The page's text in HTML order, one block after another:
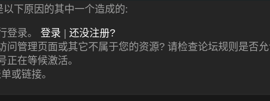
下原因的其中一个造成的:
登录。 登录 | 还没注册?
管理页面或其它不属于您的资源? 请检查论坛规则是否允
在等候激活。
或链接。